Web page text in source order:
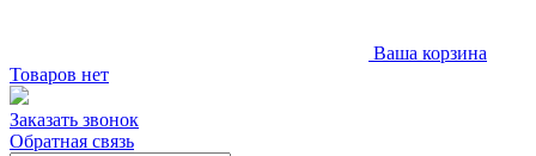
Ваша корзина
Товаров нет
Заказать звонок
Обратная связь